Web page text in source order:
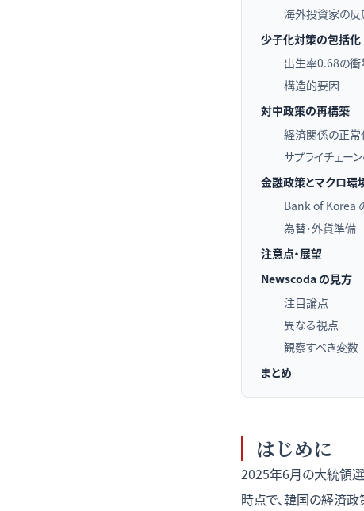
海外投資家の反
少子化対策の包括化
出生率0.68の衝
構造的要因
対中政策の再構築
経済関係の正常
サプライチェー
金融政策とマクロ環
Bank of Korea
為替・外貨準備
注意点・展望
Newscoda の見方
注目論点
異なる視点
観察すべき変数
まとめ
はじめに
2025年6月の大統領
時点で、韓国の経済政